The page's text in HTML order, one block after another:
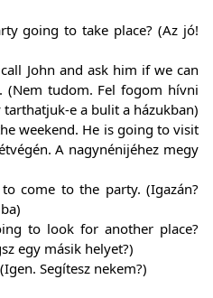
going to take place? (Az jó!
John and ask him if we can
(Nem tudom. Fel fogom hívni
e a bulit a házukban)
weekend. He is going to visit
A nagynénijéhez megy
come to the party. (Igazán?
to look for another place?
egy másik helyet?)
Segítesz nekem?)